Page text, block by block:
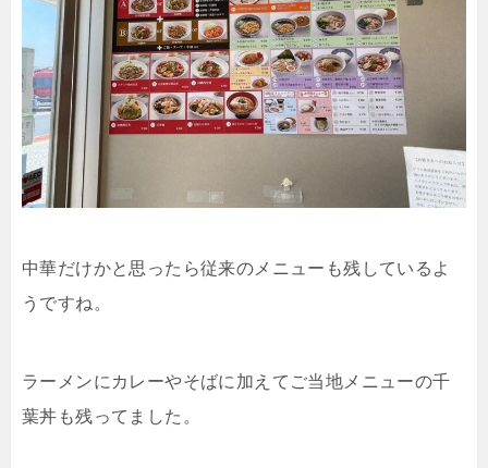
中華だけかと思ったら従来のメニューも残しているよ
うですね。
ラーメンにカレーやそばに加えてご当地メニューの千
葉丼も残ってました。